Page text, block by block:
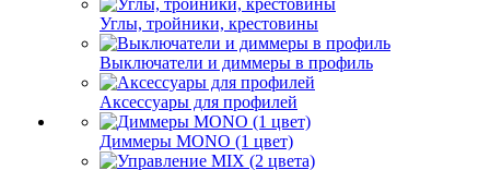
Углы, тройники, крестовины
Выключатели и диммеры в профиль
Аксессуары для профилей
Диммеры MONO (1 цвет)